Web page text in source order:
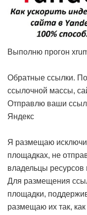
Выполню прогон
Обратные ссылки.
ссылочной массы,
Отправлю ваши
Яндекс
Я размещаю
площадках, не
владельцы ресурсов
Для размещения
площадки,
размещаю их так,